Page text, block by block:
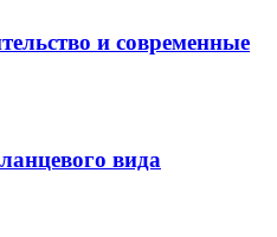
и современные
вида